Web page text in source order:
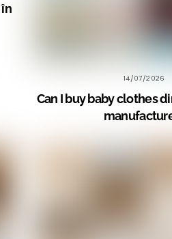
14/07/2026
Can I buy baby clothes